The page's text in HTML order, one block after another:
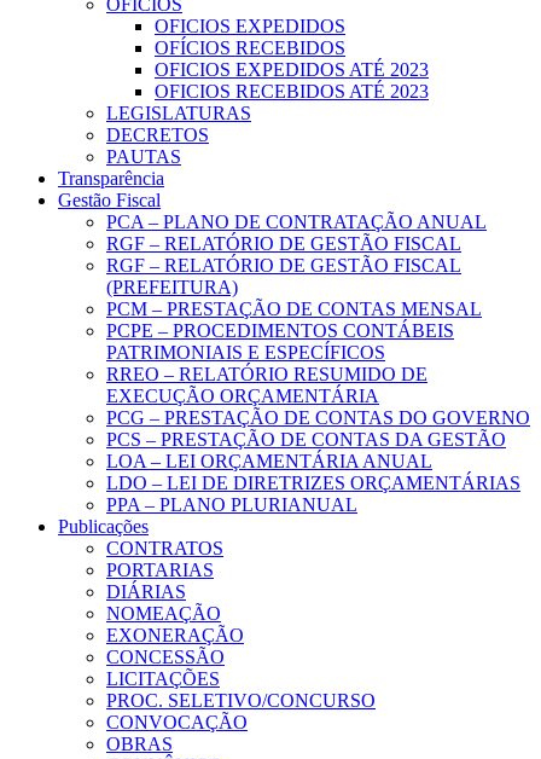
OFICIOS
OFICIOS EXPEDIDOS
OFÍCIOS RECEBIDOS
OFICIOS EXPEDIDOS ATÉ 2023
OFICIOS RECEBIDOS ATÉ 2023
LEGISLATURAS
DECRETOS
PAUTAS
Transparência
Gestão Fiscal
PCA – PLANO DE CONTRATAÇÃO ANUAL
RGF – RELATÓRIO DE GESTÃO FISCAL
RGF – RELATÓRIO DE GESTÃO FISCAL
(PREFEITURA)
PCM – PRESTAÇÃO DE CONTAS MENSAL
PCPE – PROCEDIMENTOS CONTÁBEIS
PATRIMONIAIS E ESPECÍFICOS
RREO – RELATÓRIO RESUMIDO DE
EXECUÇÃO ORÇAMENTÁRIA
PCG – PRESTAÇÃO DE CONTAS DO GOVERNO
PCS – PRESTAÇÃO DE CONTAS DA GESTÃO
LOA – LEI ORÇAMENTÁRIA ANUAL
LDO – LEI DE DIRETRIZES ORÇAMENTÁRIAS
PPA – PLANO PLURIANUAL
Publicações
CONTRATOS
PORTARIAS
DIÁRIAS
NOMEAÇÃO
EXONERAÇÃO
CONCESSÃO
LICITAÇÕES
PROC. SELETIVO/CONCURSO
CONVOCAÇÃO
OBRAS